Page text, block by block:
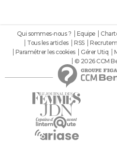
Qui sommes-nous ? Equipe
Tous les articles
RSS
Paramétrer les cookies
Gérer Utiq
© 2026 CCM